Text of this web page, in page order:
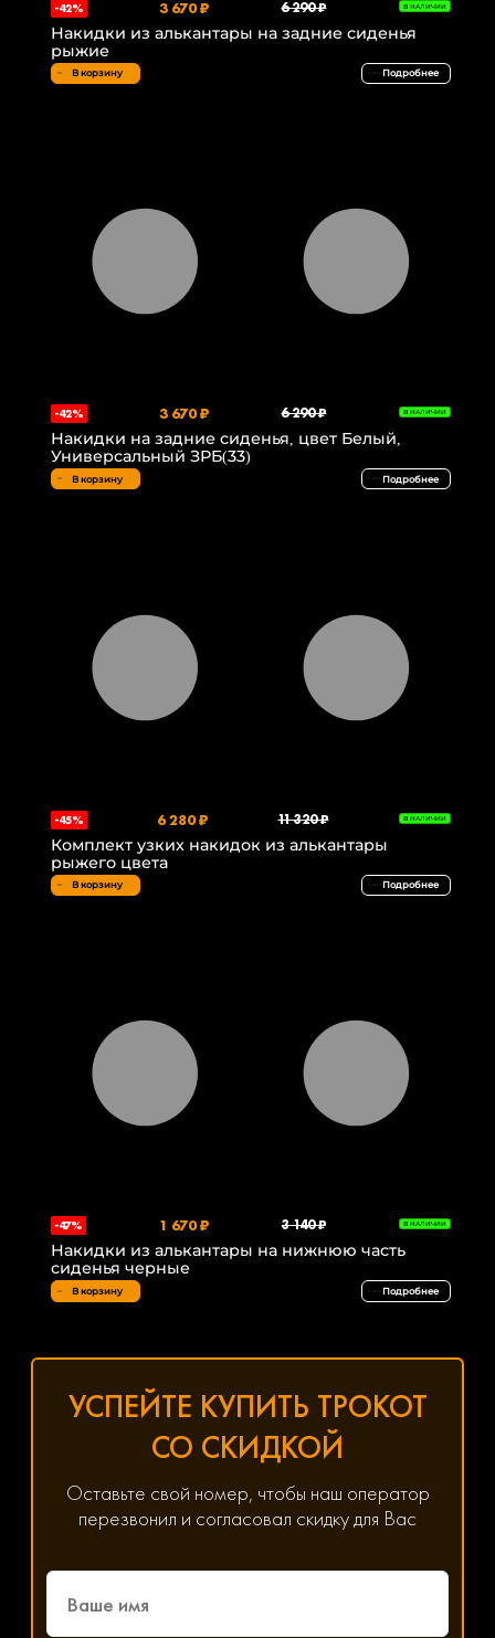
-42% 3 670 ₽ 6 290 ₽ В НАЛИЧИИ
Накидки из алькантары на задние сиденья
рыжие
В корзину Подробнее
-42% 3 670 ₽ 6 290 ₽ В НАЛИЧИИ
Накидки на задние сиденья, цвет Белый,
Универсальный ЗРБ(33)
В корзину Подробнее
-45% 6 280 ₽ 11 320 ₽ В НАЛИЧИИ
Комплект узких накидок из алькантары
рыжего цвета
В корзину Подробнее
-47% 1 670 ₽ 3 140 ₽ В НАЛИЧИИ
Накидки из алькантары на нижнюю часть
сиденья черные
В корзину Подробнее
УСПЕЙТЕ КУПИТЬ ТРОКОТ
СО СКИДКОЙ
Оставьте свой номер, чтобы наш оператор
перезвонил и согласовал скидку для Вас